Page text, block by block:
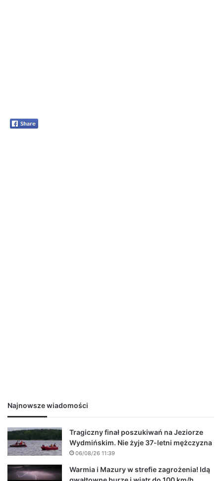
Najnowsze wiadomości
Tragiczny finał poszukiwań na Jeziorze
Wydmińskim. Nie żyje 37-letni mężczyzna
06/08/26 11:39
Warmia i Mazury w strefie zagrożenia! Idą